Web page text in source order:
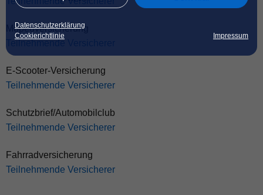
Datenschutzerklärung
Cookierichtlinie
Impressum
Mopedversicherung
E-Scooter-Versicherung
Teilnehmende Versicherer
Schutzbrief/Automobilclub
Teilnehmende Versicherer
Fahrradversicherung
Teilnehmende Versicherer